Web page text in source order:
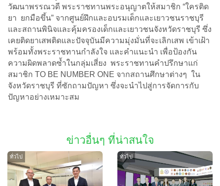
วัฒนาพรรณวดี พระราชทานพระอนุญาตให้สมาชิก “ใครติด
ยา ยกมือขึ้น” จากศูนย์ฝึกและอบรมเด็กและเยาวชนราชบุรี
และสถานพินิจและคุ้มครองเด็กและเยาวชนจังหวัดราชบุรี ซึ่ง
เคยติดยาเสพติดและปัจจุบันมีความมุ่งมั่นที่จะเลิกเสพ เข้าเฝ้า
พร้อมทั้งพระราชทานกำลังใจ และคำแนะนำ เพื่อป้องกัน
ความผิดพลาดซ้ำในกลุ่มเสี่ยง พระราชทานคำปรึกษาแก่
สมาชิก TO BE NUMBER ONE จากสถานศึกษาต่างๆ ใน
จังหวัดราชบุรี ที่ซักถามปัญหา ซึ่งจะนำไปสู่การจัดการกับ
ปัญหาอย่างเหมาะสม
ข่าวอื่นๆ ที่น่าสนใจ
ทั่วไป ทั่วไป